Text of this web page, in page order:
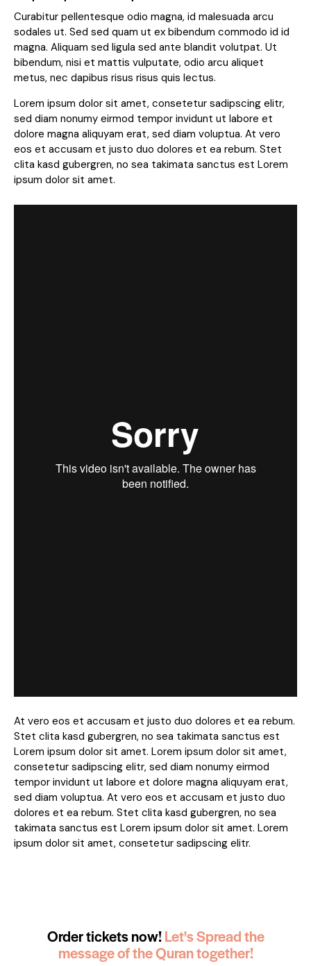
Curabitur pellentesque odio magna, id malesuada arcu
sodales ut. Sed sed quam ut ex bibendum commodo id id
magna. Aliquam sed ligula sed ante blandit volutpat. Ut
bibendum, nisi et mattis vulputate, odio arcu aliquet
metus, nec dapibus risus risus quis lectus.
Lorem ipsum dolor sit amet, consetetur sadipscing elitr,
sed diam nonumy eirmod tempor invidunt ut labore et
dolore magna aliquyam erat, sed diam voluptua. At vero
eos et accusam et justo duo dolores et ea rebum. Stet
clita kasd gubergren, no sea takimata sanctus est Lorem
ipsum dolor sit amet.
At vero eos et accusam et justo duo dolores et ea rebum.
Stet clita kasd gubergren, no sea takimata sanctus est
Lorem ipsum dolor sit amet. Lorem ipsum dolor sit amet,
consetetur sadipscing elitr, sed diam nonumy eirmod
tempor invidunt ut labore et dolore magna aliquyam erat,
sed diam voluptua. At vero eos et accusam et justo duo
dolores et ea rebum. Stet clita kasd gubergren, no sea
takimata sanctus est Lorem ipsum dolor sit amet. Lorem
ipsum dolor sit amet, consetetur sadipscing elitr.
Order tickets now!Let's Spread the
message of the Quran together!